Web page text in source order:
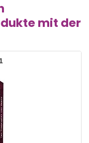
mit der
1